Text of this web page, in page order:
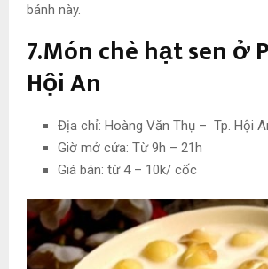
bánh này.
7.Món chè hạt sen ở
Hội An
Địa chỉ: Hoàng Văn Thụ – Tp. Hội
Giờ mở cửa: Từ 9h – 21h
Giá bán: từ 4 – 10k/ cốc